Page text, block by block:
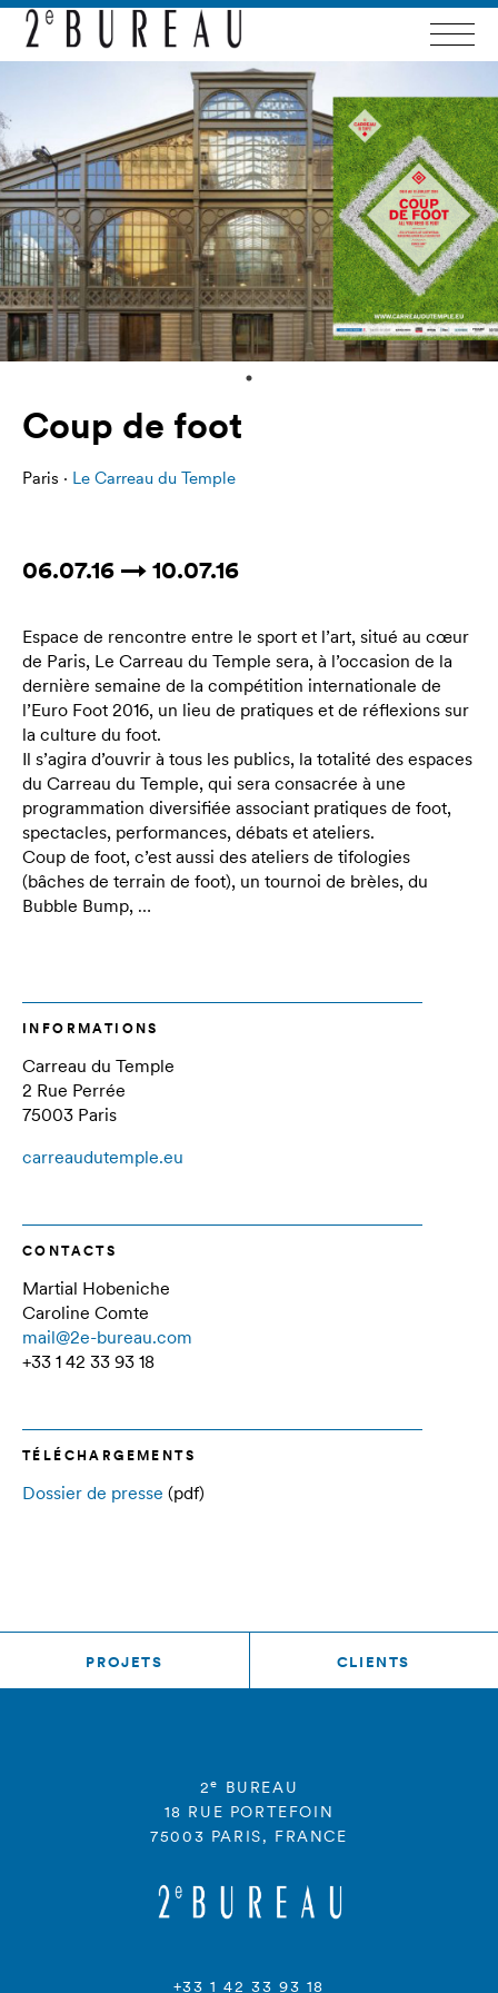
Coup de foot
Paris · Le Carreau du Temple
06.07.16 → 10.07.16
Espace de rencontre entre le sport et l’art, situé au cœur
de Paris, Le Carreau du Temple sera, à l’occasion de la
dernière semaine de la compétition internationale de
l’Euro Foot 2016, un lieu de pratiques et de réflexions sur
la culture du foot.
Il s’agira d’ouvrir à tous les publics, la totalité des espaces
du Carreau du Temple, qui sera consacrée à une
programmation diversifiée associant pratiques de foot,
spectacles, performances, débats et ateliers.
Coup de foot, c’est aussi des ateliers de tifologies
(bâches de terrain de foot), un tournoi de brèles, du
Bubble Bump, …
INFORMATIONS
Carreau du Temple
2 Rue Perrée
75003 Paris
carreaudutemple.eu
CONTACTS
Martial Hobeniche
Caroline Comte
mail@2e-bureau.com
+33 1 42 33 93 18
TÉLÉCHARGEMENTS
Dossier de presse (pdf)
PROJETS CLIENTS
2e
BUREAU
18 RUE PORTEFOIN
75003 PARIS, FRANCE
+33 1 42 33 93 18